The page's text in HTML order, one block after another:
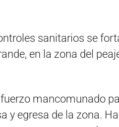
sanitarios se
en la zona del
mancomunado
y egresa de la zona.